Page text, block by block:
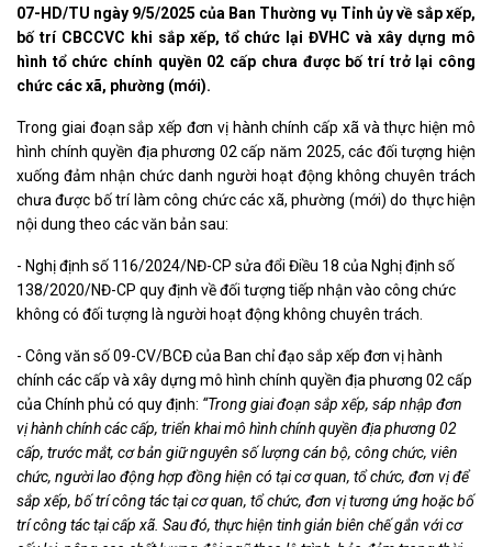
07-HD/TU ngày 9/5/2025 của Ban Thường vụ Tỉnh ủy về sắp xếp,
bố trí CBCCVC khi sắp xếp, tổ chức lại ĐVHC và xây dựng mô
hình tổ chức chính quyền 02 cấp chưa được bố trí trở lại công
chức các xã, phường (mới).
Trong giai đoạn sắp xếp đơn vị hành chính cấp xã và thực hiện mô
hình chính quyền địa phương 02 cấp năm 2025, các đối tượng hiện
xuống đảm nhận chức danh người hoạt động không chuyên trách
chưa được bố trí làm công chức các xã, phường (mới) do thực hiện
nội dung theo các văn bản sau:
- Nghị định số 116/2024/NĐ-CP sửa đổi Điều 18 của Nghị định số
138/2020/NĐ-CP quy định về đối tượng tiếp nhận vào công chức
không có đối tượng là người hoạt động không chuyên trách.
- Công văn số 09-CV/BCĐ của Ban chỉ đạo sắp xếp đơn vị hành
chính các cấp và xây dựng mô hình chính quyền địa phương 02 cấp
của Chính phủ có quy định: “Trong giai đoạn sắp xếp, sáp nhập đơn
vị hành chính các cấp, triển khai mô hình chính quyền địa phương 02
cấp, trước mắt, cơ bản giữ nguyên số lượng cán bộ, công chức, viên
chức, người lao động hợp đồng hiện có tại cơ quan, tổ chức, đơn vị để
sắp xếp, bố trí công tác tại cơ quan, tổ chức, đơn vị tương ứng hoặc bố
trí công tác tại cấp xã. Sau đó, thực hiện tinh giản biên chế gắn với cơ